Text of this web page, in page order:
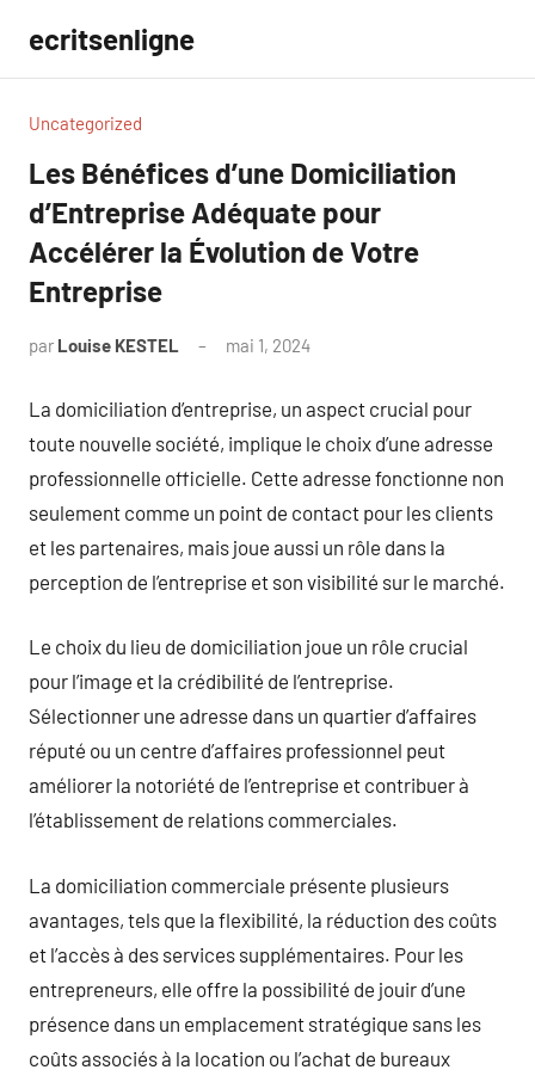
contenu
ecritsenligne
Uncategorized
Les Bénéfices d’une Domiciliation
d’Entreprise Adéquate pour
Accélérer la Évolution de Votre
Entreprise
par Louise KESTEL mai 1, 2024
La domiciliation d’entreprise, un aspect crucial pour
toute nouvelle société, implique le choix d’une adresse
professionnelle officielle. Cette adresse fonctionne non
seulement comme un point de contact pour les clients
et les partenaires, mais joue aussi un rôle dans la
perception de l’entreprise et son visibilité sur le marché.
Le choix du lieu de domiciliation joue un rôle crucial
pour l’image et la crédibilité de l’entreprise.
Sélectionner une adresse dans un quartier d’affaires
réputé ou un centre d’affaires professionnel peut
améliorer la notoriété de l’entreprise et contribuer à
l’établissement de relations commerciales.
La domiciliation commerciale présente plusieurs
avantages, tels que la flexibilité, la réduction des coûts
et l’accès à des services supplémentaires. Pour les
entrepreneurs, elle offre la possibilité de jouir d’une
présence dans un emplacement stratégique sans les
coûts associés à la location ou l’achat de bureaux